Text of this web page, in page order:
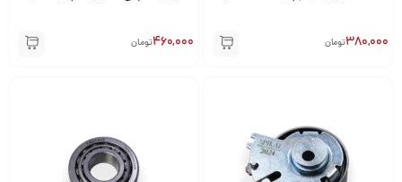
380,000تومان 460,000تومان